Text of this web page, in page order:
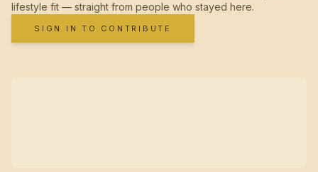
lifestyle fit — straight from people who stayed here.
SIGN IN TO CONTRIBUTE